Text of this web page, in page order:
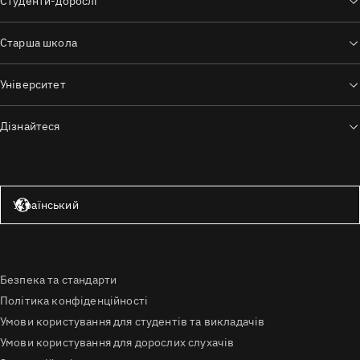
Старша школа
Університет
Дізнайтеся
Український
Безпека та стандарти
Політика конфіденційності
Умови користування для студентів та викладачів
Умови користування для дорослих слухачів